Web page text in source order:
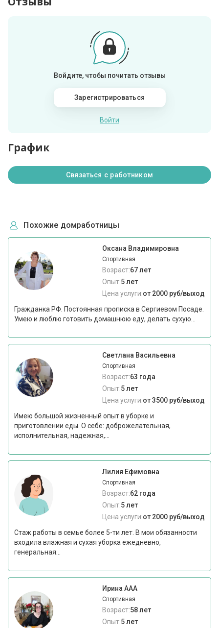
Войдите, чтобы почитать отзывы
Зарегистрироваться
Войти
График
Связаться с работником
Похожие домработницы
Оксана Владимировна
Спортивная
Возраст:67 лет
Опыт:5 лет
Цена услуги:от 2000 руб/выход
Гражданка РФ. Постоянная прописка в Сергиевом Посаде.
Умею и люблю готовить домашнюю еду, делать сухую...
Светлана Васильевна
Спортивная
Возраст:63 года
Опыт:5 лет
Цена услуги:от 3500 руб/выход
Имею большой жизненный опыт в уборке и
приготовлении еды. О себе: доброжелательная,
исполнительная, надежная,...
Лилия Ефимовна
Спортивная
Возраст:62 года
Опыт:5 лет
Цена услуги:от 2000 руб/выход
Стаж работы в семье более 5-ти лет. В мои обязанности
входила влажная и сухая уборка ежедневно,
генеральная...
Ирина ААА
Спортивная
Возраст:58 лет
Опыт:5 лет